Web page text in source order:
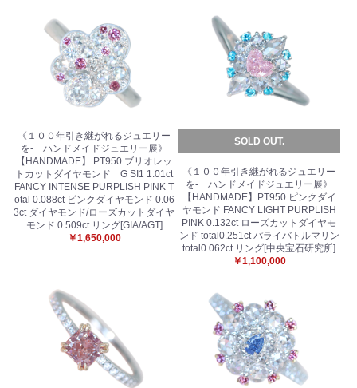
《１００年引き継がれるジュエリー
を- ハンドメイドジュエリー展》
【HANDMADE】 PT950 ブリオレッ
トカットダイヤモンド G SI1 1.01ct
FANCY INTENSE PURPLISH PINK T
otal 0.088ct ピンクダイヤモンド 0.06
3ct ダイヤモンド/ローズカットダイヤ
モンド 0.509ct リング[GIA/AGT]
￥1,650,000
SOLD OUT.
《１００年引き継がれるジュエリー
を- ハンドメイドジュエリー展》
【HANDMADE】PT950 ピンクダイ
ヤモンド FANCY LIGHT PURPLISH
PINK 0.132ct ローズカットダイヤモ
ンド total0.251ct パライバトルマリン
total0.062ct リング[中央宝石研究所]
￥1,100,000